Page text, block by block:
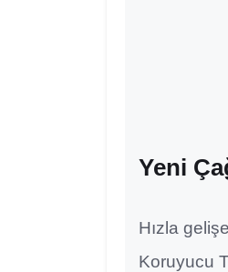
Yeni
Hızla
Koruyucu